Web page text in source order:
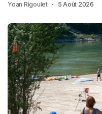
Yoan Rigoulet 5 Août 2026